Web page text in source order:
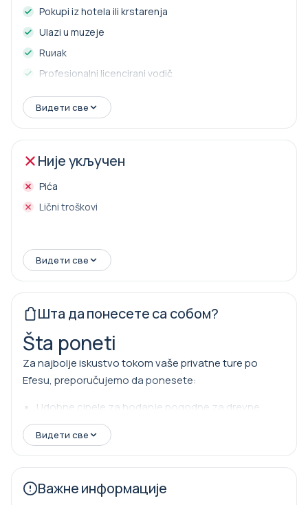
Pokupi iz hotela ili krstarenja
Ulazi u muzeje
Ruиak
Profesionalni licencirani vodič
Luksuzno vozilo
Видети све
Није укључен
Pića
Lični troškovi
Видети све
Шта да понесете са собом?
Šta poneti
Za najbolje iskustvo tokom vaše privatne ture po
Efesu, preporučujemo da ponesete:
Udobne cipele za hodanje pogodne za drevne
mermerne ulice
Naočare za sunce i kremu za sunčanje, posebno
Šešir ili kačket za zaštitu od sunca
Видети све
Важне информације